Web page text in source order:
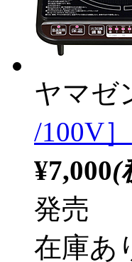
ヤマゼ
/100V］
¥7,000(
発売
在庫あ